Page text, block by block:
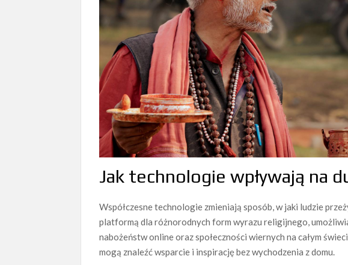
Jak technologie wpływają na
Współczesne technologie zmieniają sposób, w jaki ludzie
platformą dla różnorodnych form wyrazu religijnego,
nabożeństw online oraz społeczności wiernych na całym
mogą znaleźć wsparcie i inspirację bez wychodzenia z domu.